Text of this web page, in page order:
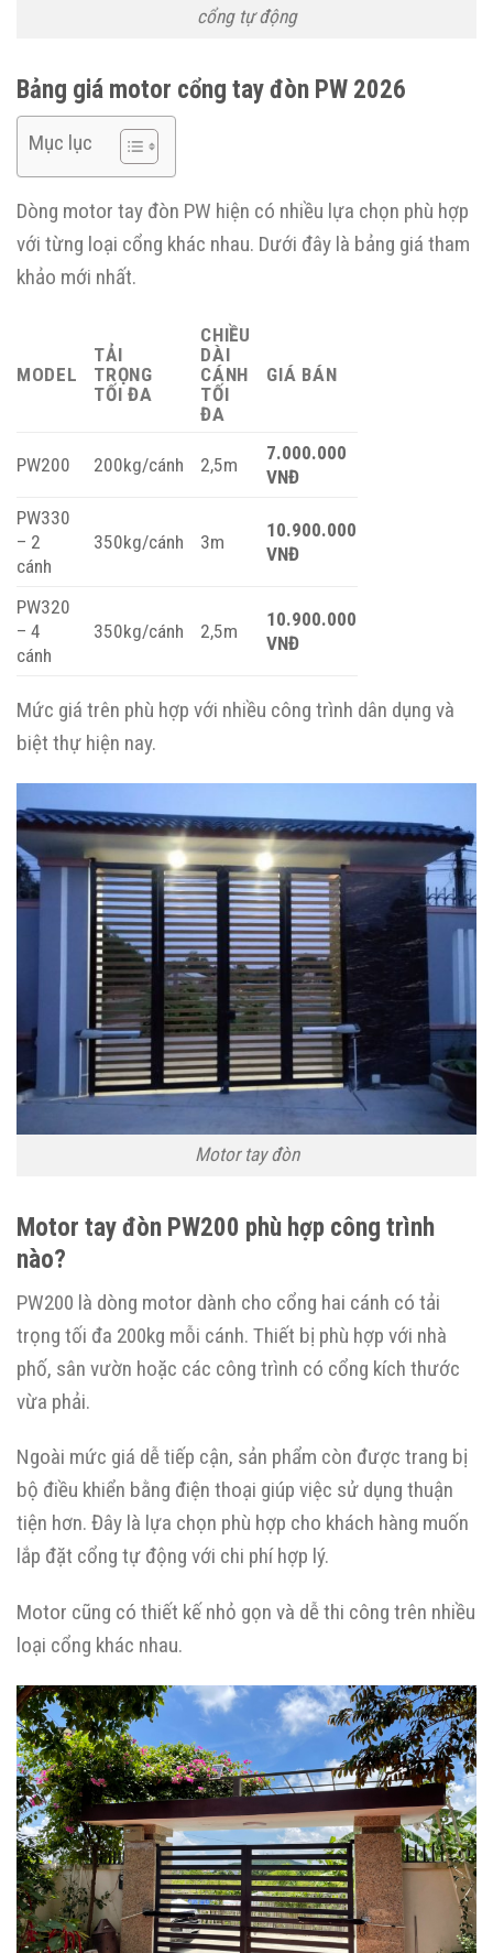
cổng tự động
Bảng giá motor cổng tay đòn PW 2026
Mục lục
Dòng motor tay đòn PW hiện có nhiều lựa chọn phù hợp
với từng loại cổng khác nhau. Dưới đây là bảng giá tham
khảo mới nhất.
MODEL
TẢI
TRỌNG
TỐI ĐA
CHIỀU
DÀI
CÁNH
TỐI
ĐA
GIÁ BÁN
PW200 200kg/cánh 2,5m
7.000.000
VNĐ
PW330
– 2
cánh
350kg/cánh 3m
10.900.000
VNĐ
PW320
– 4
cánh
350kg/cánh 2,5m
10.900.000
VNĐ
Mức giá trên phù hợp với nhiều công trình dân dụng và
biệt thự hiện nay.
Motor tay đòn
Motor tay đòn PW200 phù hợp công trình
nào?
PW200 là dòng motor dành cho cổng hai cánh có tải
trọng tối đa 200kg mỗi cánh. Thiết bị phù hợp với nhà
phố, sân vườn hoặc các công trình có cổng kích thước
vừa phải.
Ngoài mức giá dễ tiếp cận, sản phẩm còn được trang bị
bộ điều khiển bằng điện thoại giúp việc sử dụng thuận
tiện hơn. Đây là lựa chọn phù hợp cho khách hàng muốn
lắp đặt cổng tự động với chi phí hợp lý.
Motor cũng có thiết kế nhỏ gọn và dễ thi công trên nhiều
loại cổng khác nhau.